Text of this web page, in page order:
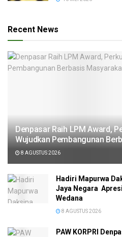
Recent News
Denpasar Raih LPM Award,
Wujudkan Pembangunan
8 AGUSTUS 2026
Hadiri Mapurwa
Jaya Negara
Wedana
8 AGUSTUS 2026
PAW KORPRI